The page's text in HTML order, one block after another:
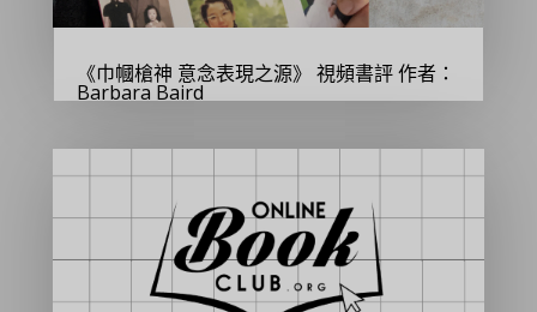
《巾幗槍神 意念表現之源》 視頻書評 作者：
Barbara Baird